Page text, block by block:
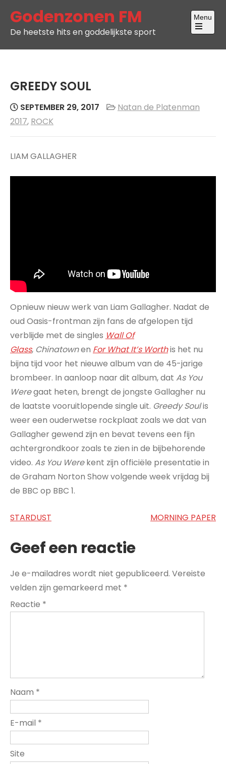
content
Godenzonen FM
De heetste hits en goddelijkste sport
Menu
Open
main
GREEDY SOUL
SEPTEMBER 29, 2017
Natan de Platenman
2017, ROCK
LIAM GALLAGHER
Opnieuw nieuw werk van Liam Gallagher. Nadat de
oud Oasis-frontman zijn fans de afgelopen tijd
verblijde met de singles Wall Of
Glass, Chinatownen For What It’s Worthis het nu
bijna tijd voor het nieuwe album van de 45-jarige
brombeer. In aanloop naar dit album, dat As You
Weregaat heten, brengt de jongste Gallagher nu
de laatste vooruitlopende single uit. Greedy Soulis
weer een ouderwetse rockplaat zoals we dat van
Gallagher gewend zijn en bevat tevens een fijn
achtergrondkoor zoals te zien in de bijbehorende
video. As You Werekent zijn officiële presentatie in
de Graham Norton Show volgende week vrijdag bij
de BBC op BBC 1.
Bericht
STARDUST MORNING PAPER
Geef een reactie
Je e-mailadres wordt niet gepubliceerd. Vereiste
velden zijn gemarkeerd met *
Reactie *
Naam *
E-mail *
Site